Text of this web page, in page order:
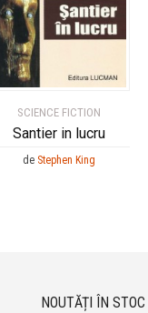
SCIENCE FICTION
Santier in lucru
de Stephen King
NOUTĂȚI ÎN STOC